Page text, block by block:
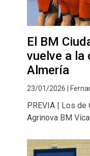
El BM
vuelve a la
Almería
23/01/2026 |
PREVIA | Los de
Agrinova BM